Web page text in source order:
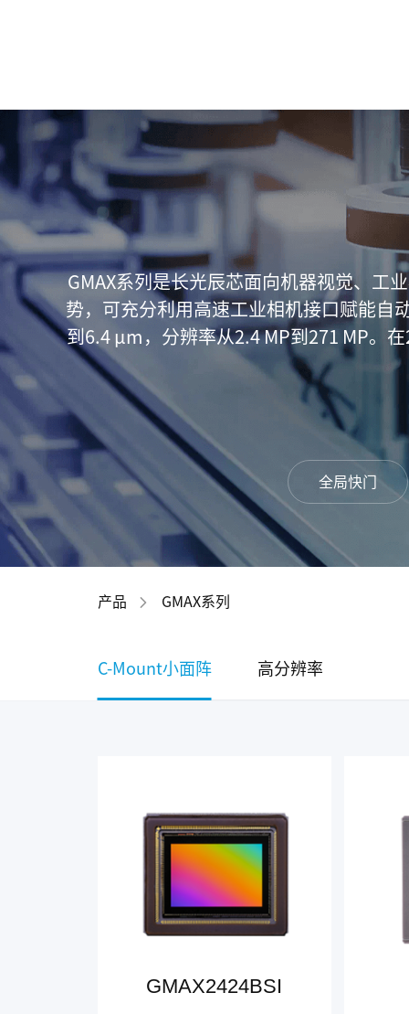
GMAX系列是长光辰芯面向机器视觉、工
势，可充分利用高速工业相机接口赋能自
到6.4 μm，分辨率从2.4 MP到271 MP。
全局快门
产品 GMAX系列
C-Mount小面阵 高分辨率
GMAX2424BSI